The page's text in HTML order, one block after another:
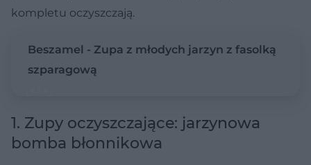
kompletu oczyszczają.
Beszamel - Zupa z młodych jarzyn z fasolką
szparagową
1. Zupy oczyszczające: jarzynowa
bomba błonnikowa